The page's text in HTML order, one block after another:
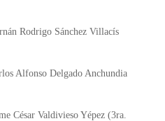
Rodrigo Sánchez Villacís
Alfonso Delgado Anchundia
César Valdivieso Yépez (3ra.